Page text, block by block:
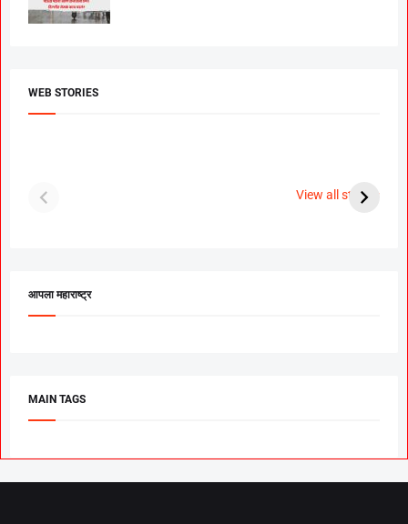
WEB STORIES
View all stories
पूजा सावंत ने गुपचूप
आपला महाराष्ट्र
MAIN TAGS